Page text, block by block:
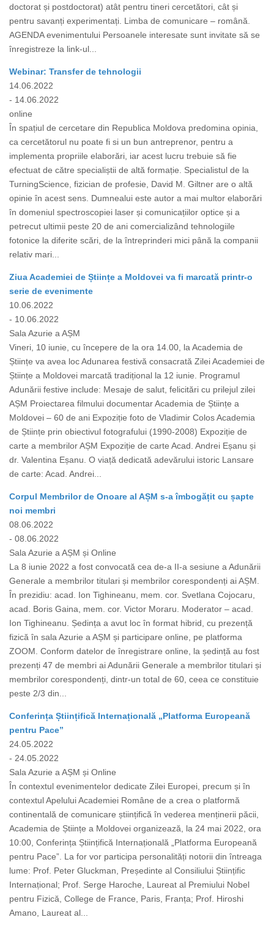
doctorat și postdoctorat) atât pentru tineri cercetători, cât și
pentru savanți experimentați. Limba de comunicare – română.
AGENDA evenimentului Persoanele interesate sunt invitate să se
înregistreze la link-ul...
Webinar: Transfer de tehnologii
14.06.2022
- 14.06.2022
online
În spațiul de cercetare din Republica Moldova predomina opinia,
ca cercetătorul nu poate fi si un bun antreprenor, pentru a
implementa propriile elaborări, iar acest lucru trebuie să fie
efectuat de către specialiștii de altă formație. Specialistul de la
TurningScience, fizician de profesie, David M. Giltner are o altă
opinie în acest sens. Dumnealui este autor a mai multor elaborări
în domeniul spectroscopiei laser și comunicațiilor optice și a
petrecut ultimii peste 20 de ani comercializând tehnologiile
fotonice la diferite scări, de la întreprinderi mici până la companii
relativ mari...
Ziua Academiei de Științe a Moldovei va fi marcată printr-o
serie de evenimente
10.06.2022
- 10.06.2022
Sala Azurie a AȘM
Vineri, 10 iunie, cu începere de la ora 14.00, la Academia de
Științe va avea loc Adunarea festivă consacrată Zilei Academiei de
Științe a Moldovei marcată tradițional la 12 iunie. Programul
Adunării festive include: Mesaje de salut, felicitări cu prilejul zilei
AȘM Proiectarea filmului documentar Academia de Științe a
Moldovei – 60 de ani Expoziție foto de Vladimir Colos Academia
de Științe prin obiectivul fotografului (1990-2008) Expoziție de
carte a membrilor AȘM Expoziție de carte Acad. Andrei Eșanu și
dr. Valentina Eșanu. O viață dedicată adevărului istoric Lansare
de carte: Acad. Andrei...
Corpul Membrilor de Onoare al AȘM s-a îmbogățit cu șapte
noi membri
08.06.2022
- 08.06.2022
Sala Azurie a AȘM și Online
La 8 iunie 2022 a fost convocată cea de-a II-a sesiune a Adunării
Generale a membrilor titulari și membrilor corespondenți ai AȘM.
În prezidiu: acad. Ion Tighineanu, mem. cor. Svetlana Cojocaru,
acad. Boris Gaina, mem. cor. Victor Moraru. Moderator – acad.
Ion Tighineanu. Ședința a avut loc în format hibrid, cu prezență
fizică în sala Azurie a AȘM și participare online, pe platforma
ZOOM. Conform datelor de înregistrare online, la ședință au fost
prezenți 47 de membri ai Adunării Generale a membrilor titulari și
membrilor corespondenți, dintr-un total de 60, ceea ce constituie
peste 2/3 din...
Conferința Științifică Internațională „Platforma Europeană
pentru Pace”
24.05.2022
- 24.05.2022
Sala Azurie a AȘM și Online
În contextul evenimentelor dedicate Zilei Europei, precum și în
contextul Apelului Academiei Române de a crea o platformă
continentală de comunicare științifică în vederea menținerii păcii,
Academia de Științe a Moldovei organizează, la 24 mai 2022, ora
10:00, Conferința Științifică Internațională „Platforma Europeană
pentru Pace”. La for vor participa personalități notorii din întreaga
lume: Prof. Peter Gluckman, Președinte al Consiliului Științific
Internațional; Prof. Serge Haroche, Laureat al Premiului Nobel
pentru Fizică, College de France, Paris, Franța; Prof. Hiroshi
Amano, Laureat al...